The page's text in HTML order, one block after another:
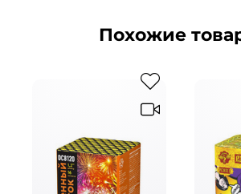
Похожие